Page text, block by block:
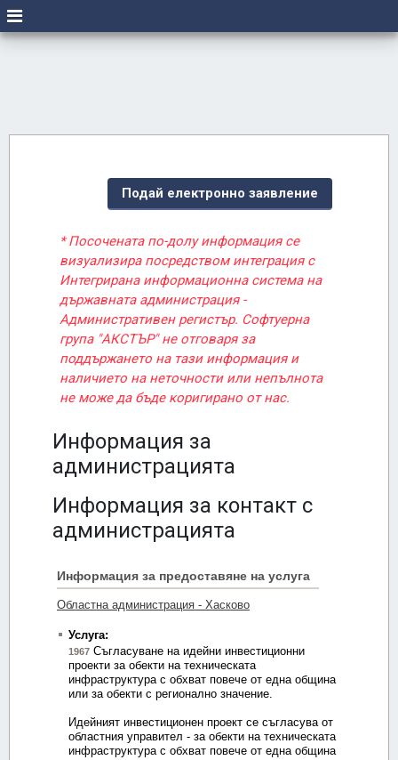
Подай електронно заявление
* Посочената по-долу информация се
визуализира посредством интеграция с
Интегрирана информационна система на
държавната администрация -
Административен регистър. Софтуерна
група "АКСТЪР" не отговаря за
поддържането на тази информация и
наличието на неточности или непълнота
не може да бъде коригирано от нас.
Информация за
администрацията
Информация за контакт с
администрацията